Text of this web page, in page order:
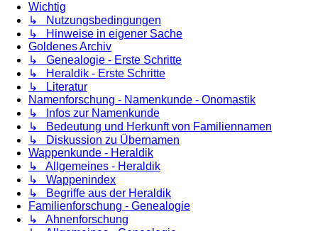
Wichtig
↳ Nutzungsbedingungen
↳ Hinweise in eigener Sache
Goldenes Archiv
↳ Genealogie - Erste Schritte
↳ Heraldik - Erste Schritte
↳ Literatur
Namenforschung - Namenkunde - Onomastik
↳ Infos zur Namenkunde
↳ Bedeutung und Herkunft von Familiennamen
↳ Diskussion zu Übernamen
Wappenkunde - Heraldik
↳ Allgemeines - Heraldik
↳ Wappenindex
↳ Begriffe aus der Heraldik
Familienforschung - Genealogie
↳ Ahnenforschung